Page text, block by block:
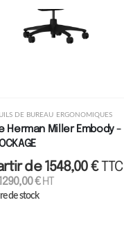
DE BUREAU ERGONOMIQUES
Herman Miller Embody -
de1548,00€ TTC
€HT
de stock